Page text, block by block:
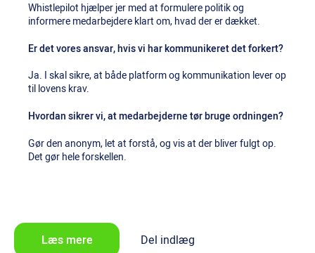
Whistlepilot hjælper jer med at formulere politik og
informere medarbejdere klart om, hvad der er dækket.
Er det vores ansvar, hvis vi har kommunikeret det forkert?
Ja. I skal sikre, at både platform og kommunikation lever op
til lovens krav.
Hvordan sikrer vi, at medarbejderne tør bruge ordningen?
Gør den anonym, let at forstå, og vis at der bliver fulgt op.
Det gør hele forskellen.
Læs mere Del indlæg